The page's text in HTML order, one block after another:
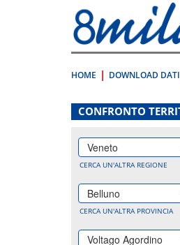
direttamente
a:
Contenuto
HOME DOWNLOAD DATI
.
CONFRONTO
Veneto
CERCA UN'ALTRA REGIONE
Belluno
CERCA UN'ALTRA PROVINCIA
Voltago Agordino